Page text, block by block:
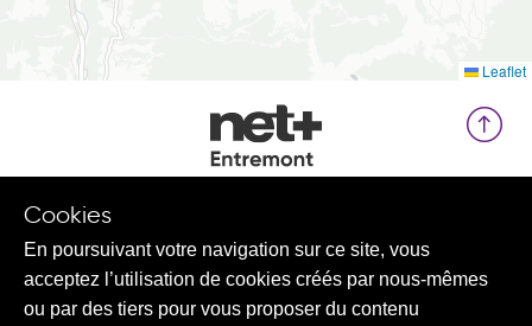
Leaflet
Contact
Cookies
En poursuivant votre navigation sur ce site, vous
acceptez l’utilisation de cookies créés par nous-mêmes
ou par des tiers pour vous proposer du contenu